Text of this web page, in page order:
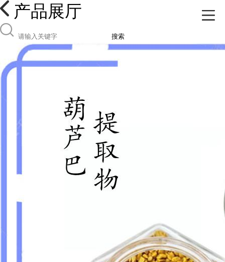
产品展厅
搜索